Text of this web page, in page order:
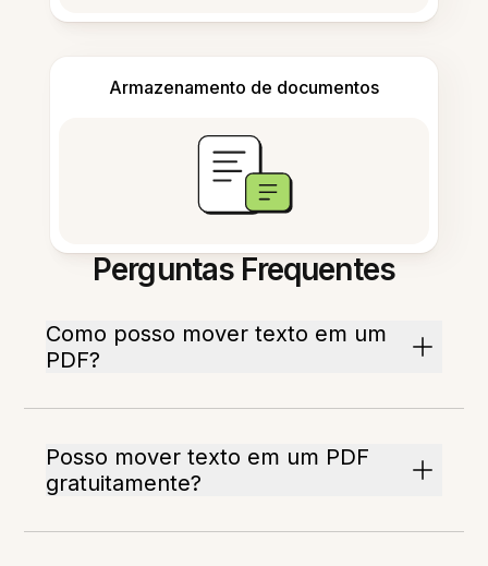
Armazenamento de documentos
Perguntas Frequentes
Como posso mover texto em um
PDF?
Posso mover texto em um PDF
gratuitamente?